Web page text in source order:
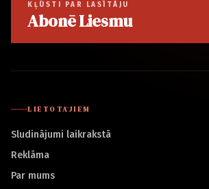
KĻŪSTI PAR LASĪTĀJU
Abonē Liesmu
LIETOTĀJIEM
Sludinājumi laikrakstā
Reklāma
Par mums